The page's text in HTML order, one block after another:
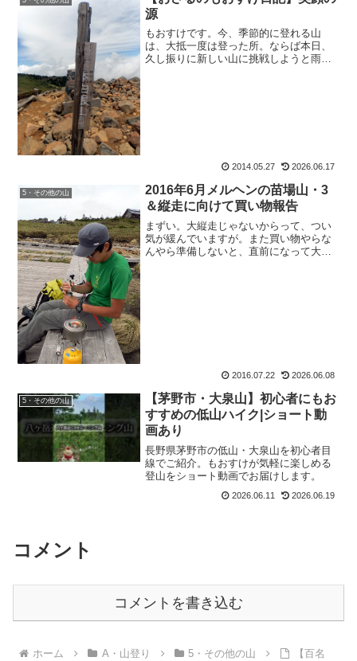
源
もおすけです。今、季節的に登れる山
は、大抵一度は登った所。ならば本日、
久し振りに新しい山に挑戦しようと雨続
2014.05.27 2026.06.17
5・その他の山
2016年6月メルヘンの苗場山・3
＆縦走に向けて買い物報告
まずい。大縦走じゃないからって、つい
気が緩んでいますが。また買い物やらな
んやら準備しないと、直前になって大慌
2016.07.22 2026.06.08
5・その他の山
【茅野市・大泉山】初心者にもお
すすめの低山ハイク|ショート動
画あり
長野県茅野市の低山・大泉山を初心者目
線でご紹介。もおすけが気軽に楽しめる
登山をショート動画でお届けします。
2026.06.11 2026.06.19
コメント
コメントを書き込む
ホーム A・山登り 5・その他の山
【百名